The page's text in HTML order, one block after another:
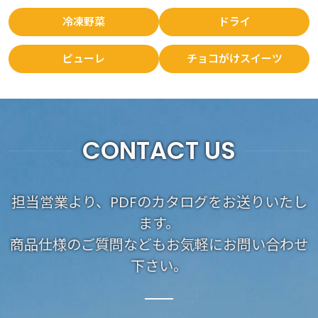
冷凍野菜 ドライ
ピューレ チョコがけスイーツ
CONTACT US
担当営業より、PDFのカタログをお送りいたし
ます。
商品仕様のご質問などもお気軽にお問い合わせ
下さい。